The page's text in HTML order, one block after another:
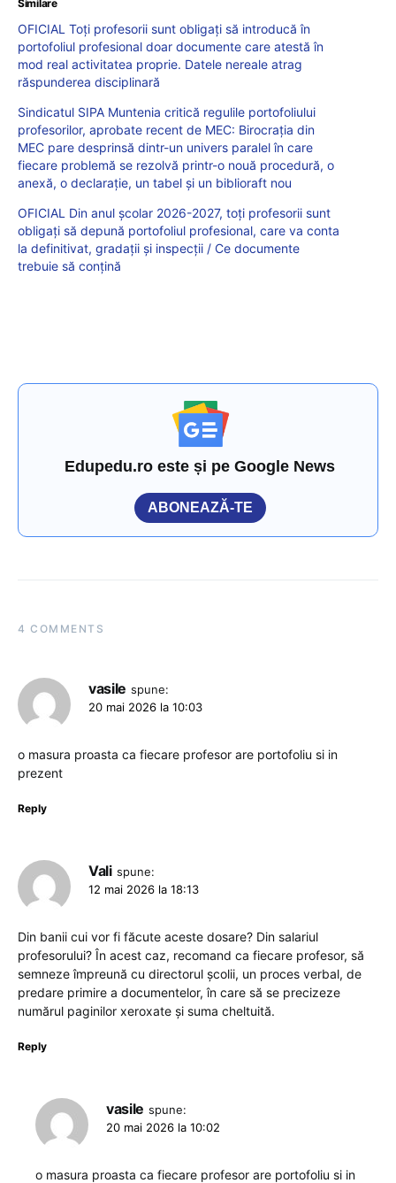
Similare
OFICIAL Toți profesorii sunt obligați să introducă în
portofoliul profesional doar documente care atestă în
mod real activitatea proprie. Datele nereale atrag
răspunderea disciplinară
Sindicatul SIPA Muntenia critică regulile portofoliului
profesorilor, aprobate recent de MEC: Birocrația din
MEC pare desprinsă dintr-un univers paralel în care
fiecare problemă se rezolvă printr-o nouă procedură, o
anexă, o declarație, un tabel și un biblioraft nou
OFICIAL Din anul școlar 2026-2027, toți profesorii sunt
obligați să depună portofoliul profesional, care va conta
la definitivat, gradații și inspecții / Ce documente
trebuie să conțină
Edupedu.ro este și pe Google News
ABONEAZĂ-TE
4 COMMENTS
vasile spune:
20 mai 2026 la 10:03
o masura proasta ca fiecare profesor are portofoliu si in
prezent
Reply
Vali spune:
12 mai 2026 la 18:13
Din banii cui vor fi făcute aceste dosare? Din salariul
profesorului? În acest caz, recomand ca fiecare profesor, să
semneze împreună cu directorul școlii, un proces verbal, de
predare primire a documentelor, în care să se precizeze
numărul paginilor xeroxate și suma cheltuită.
Reply
vasile spune:
20 mai 2026 la 10:02
o masura proasta ca fiecare profesor are portofoliu si in